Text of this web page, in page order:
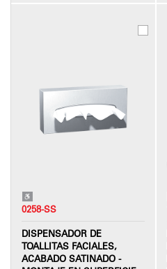
0258-SS
DISPENSADOR DE
TOALLITAS FACIALES,
ACABADO SATINADO -